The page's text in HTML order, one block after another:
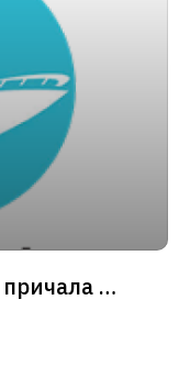
Маршрут №4 Круговой от причала «Зарядье»